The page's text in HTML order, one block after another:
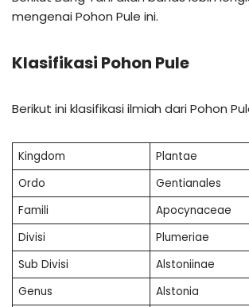
mengenai Pohon Pule ini.
Klasifikasi Pohon Pule
Berikut ini klasifikasi ilmiah dari Pohon
Kingdom
Plantae
Ordo
Gentianales
Famili
Apocynaceae
Divisi
Plumeriae
Sub Divisi
Alstoniinae
Genus
Alstonia